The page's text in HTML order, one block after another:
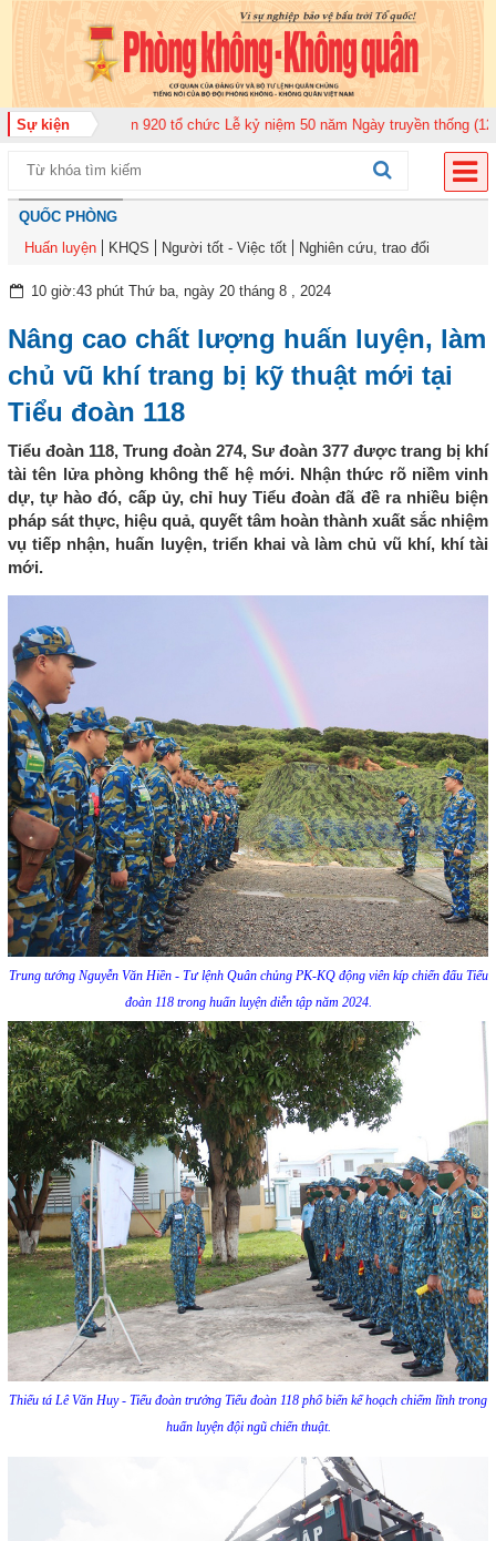
Sự kiện
Không quân 920 tổ chức Lễ kỷ niệm 50 năm Ngày truyền thống (12-11-
QUỐC PHÒNG
Huấn luyện
KHQS Người tốt - Việc tốt Nghiên cứu, trao đổi
10 giờ:43 phút Thứ ba, ngày 20 tháng 8 , 2024
Nâng cao chất lượng huấn luyện, làm
chủ vũ khí trang bị kỹ thuật mới tại
Tiểu đoàn 118
Tiểu đoàn 118, Trung đoàn 274, Sư đoàn 377 được trang bị khí
tài tên lửa phòng không thế hệ mới. Nhận thức rõ niềm vinh
dự, tự hào đó, cấp ủy, chỉ huy Tiểu đoàn đã đề ra nhiều biện
pháp sát thực, hiệu quả, quyết tâm hoàn thành xuất sắc nhiệm
vụ tiếp nhận, huấn luyện, triển khai và làm chủ vũ khí, khí tài
mới.
Trung tướng Nguyễn Văn Hiền - Tư lệnh Quân chủng PK-KQ động viên kíp chiến đấu Tiểu
đoàn 118 trong huấn luyện diễn tập năm 2024.
Thiếu tá Lê Văn Huy - Tiểu đoàn trưởng Tiểu đoàn 118 phổ biến kế hoạch chiếm lĩnh trong
huấn luyện đội ngũ chiến thuật.